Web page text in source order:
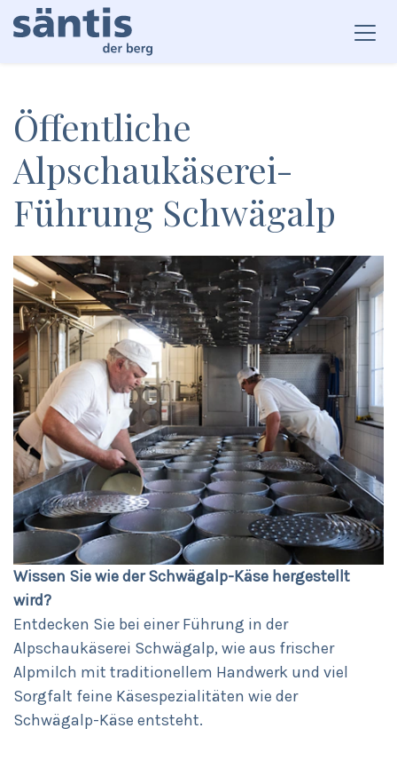
Öffentliche
Alpschaukäserei-
Führung Schwägalp
Wissen Sie wie der Schwägalp-Käse hergestellt
wird?
Entdecken Sie bei einer Führung in der
Alpschaukäserei Schwägalp, wie aus frischer
Alpmilch mit traditionellem Handwerk und viel
Sorgfalt feine Käsespezialitäten wie der
Schwägalp-Käse entsteht.